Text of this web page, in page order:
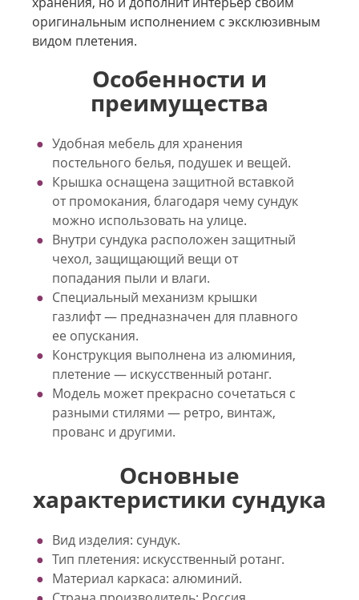
оригинальным исполнением с эксклюзивным
видом плетения.
Особенности и
преимущества
Удобная мебель для хранения
постельного белья, подушек и вещей.
Крышка оснащена защитной вставкой
от промокания, благодаря чему сундук
можно использовать на улице.
Внутри сундука расположен защитный
чехол, защищающий вещи от
попадания пыли и влаги.
Специальный механизм крышки
газлифт — предназначен для плавного
ее опускания.
Конструкция выполнена из алюминия,
плетение — искусственный ротанг.
Модель может прекрасно сочетаться с
разными стилями — ретро, винтаж,
прованс и другими.
Основные
характеристики сундука
Вид изделия: сундук.
Тип плетения: искусственный ротанг.
Материал каркаса: алюминий.